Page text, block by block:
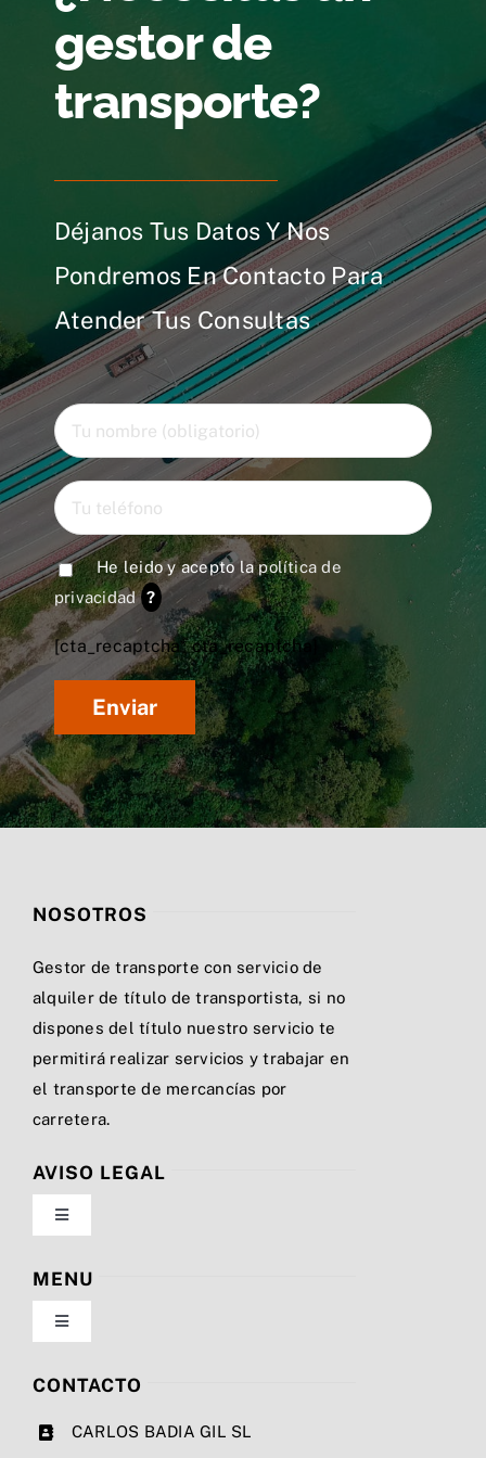
gestor de
transporte?
Déjanos Tus Datos Y Nos
Pondremos En Contacto Para
Atender Tus Consultas
He leido y acepto lapolítica de
privacidad ?
[cta_recaptcha* cta_recaptcha]
NOSOTROS
Gestor de transporte con servicio de
alquiler de título de transportista, si no
dispones del título nuestro servicio te
permitirá realizar servicios y trabajar en
el transporte de mercancías por
carretera.
AVISO LEGAL
Toggle
Navigation
Política de privacidad
Condiciones de uso
MENU
Toggle
Navigation
Nosotros
CONTACTO
CARLOS BADIA GIL SL